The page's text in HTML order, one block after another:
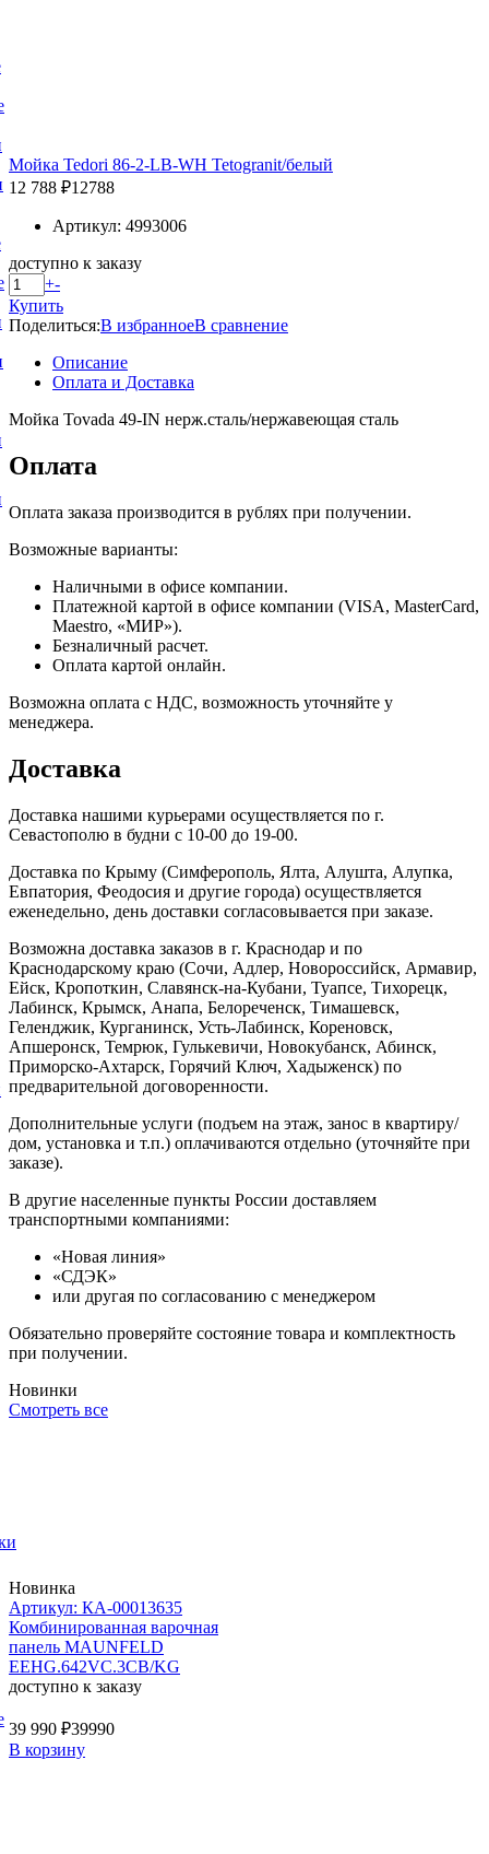
Мойка Tedori 86-2-LB-WH Tetogranit/белый
12 788 ₽12788
Артикул: 4993006
доступно к заказу
+-
Купить
Поделиться:В избранноеВ сравнение
Описание
Оплата и Доставка
Мойка Tovada 49-IN нерж.сталь/нержавеющая сталь
Оплата
Оплата заказа производится в рублях при получении.
Возможные варианты:
Наличными в офисе компании.
Платежной картой в офисе компании (VISA, MasterCard,
Maestro, «МИР»).
Безналичный расчет.
Оплата картой онлайн.
Возможна оплата с НДС, возможность уточняйте у
менеджера.
Доставка
Доставка нашими курьерами осуществляется по г.
Севастополю в будни с 10-00 до 19-00.
Доставка по Крыму (Симферополь, Ялта, Алушта, Алупка,
Евпатория, Феодосия и другие города) осуществляется
еженедельно, день доставки согласовывается при заказе.
Возможна доставка заказов в г. Краснодар и по
Краснодарскому краю (Сочи, Адлер, Новороссийск, Армавир,
Ейск, Кропоткин, Славянск-на-Кубани, Туапсе, Тихорецк,
Лабинск, Крымск, Анапа, Белореченск, Тимашевск,
Геленджик, Курганинск, Усть-Лабинск, Кореновск,
Апшеронск, Темрюк, Гулькевичи, Новокубанск, Абинск,
Приморско-Ахтарск, Горячий Ключ, Хадыженск) по
предварительной договоренности.
Дополнительные услуги (подъем на этаж, занос в квартиру/
дом, установка и т.п.) оплачиваются отдельно (уточняйте при
заказе).
В другие населенные пункты России доставляем
транспортными компаниями:
«Новая линия»
«СДЭК»
или другая по согласованию с менеджером
Обязательно проверяйте состояние товара и комплектность
при получении.
Новинки
Смотреть все
Новинка
Артикул: КА-00013635
Комбинированная варочная
панель MAUNFELD
EEHG.642VC.3CB/KG
доступно к заказу
39 990 ₽39990
В корзину